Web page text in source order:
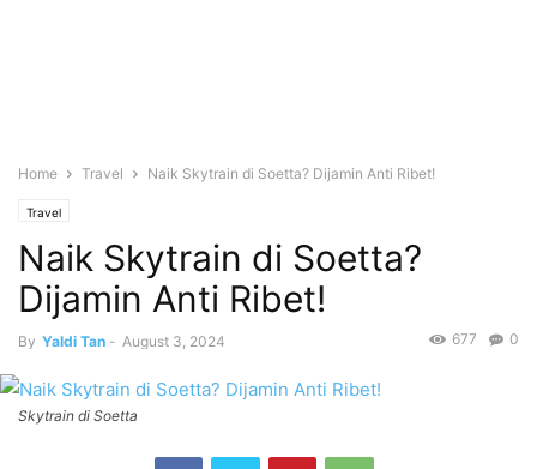
Home Travel Naik Skytrain di Soetta? Dijamin Anti Ribet!
Travel
Naik Skytrain di Soetta?
Dijamin Anti Ribet!
By Yaldi Tan - August 3, 2024 0
677
Skytrain di Soetta